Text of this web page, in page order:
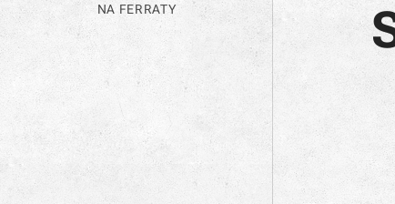
NA FERRATY